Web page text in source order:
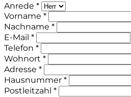
Anrede *
Vorname *
Nachname *
E-Mail *
Telefon *
Wohnort *
Adresse *
Hausnummer *
Postleitzahl *